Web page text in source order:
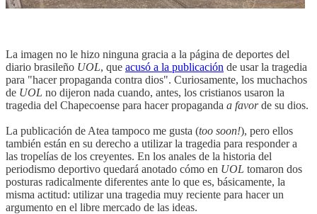
La imagen no le hizo ninguna gracia a la página de deportes del
diario brasileño UOL, que acusó a la publicación de usar la tragedia
para "hacer propaganda contra dios". Curiosamente, los muchachos
de UOL no dijeron nada cuando, antes, los cristianos usaron la
tragedia del Chapecoense para hacer propaganda a favorde su dios.
La publicación de Atea tampoco me gusta (too soon!), pero ellos
también están en su derecho a utilizar la tragedia para responder a
las tropelías de los creyentes. En los anales de la historia del
periodismo deportivo quedará anotado cómo en UOL tomaron dos
posturas radicalmente diferentes ante lo que es, básicamente, la
misma actitud: utilizar una tragedia muy reciente para hacer un
argumento en el libre mercado de las ideas.